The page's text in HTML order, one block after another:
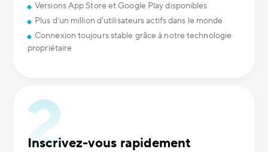
Versions App Store et Google Play disponibles
Plus d'un million d'utilisateurs actifs dans le monde
Connexion toujours stable grâce à notre technologie
propriétaire
Inscrivez-vous rapidement